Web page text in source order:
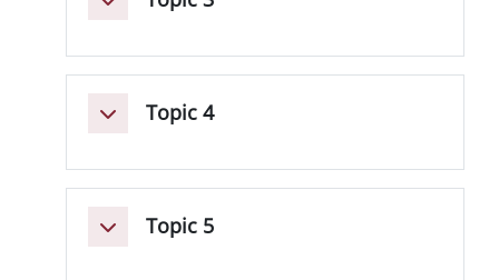
Collapse
CollapseTopic 4
CollapseTopic 5